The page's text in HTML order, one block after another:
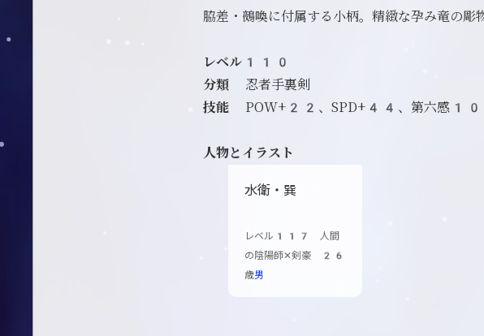
脇差・鵺喚に付属する小柄。精緻な孕み竜の彫
レベル110
分類 忍者手裏剣
技能 POW+22、SPD+44、第六感
人物とイラスト
水衛・巽
レベル117 人間
の陰陽師✕剣豪 26
歳男